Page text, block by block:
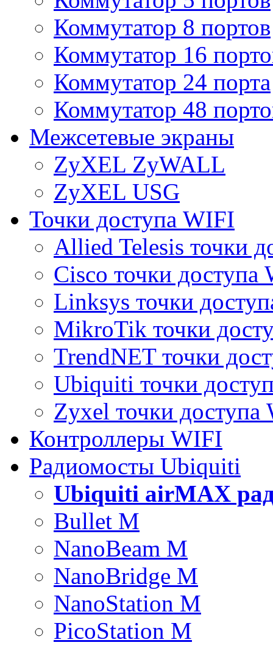
Коммутатор 8 портов
Коммутатор 16
Коммутатор 24 порта
Коммутатор 48
Межсетевые экраны
ZyXEL ZyWALL
ZyXEL USG
Точки доступа WIFI
Allied Telesis точки
Cisco точки доступа
Linksys точки
MikroTik точки
TrendNET точки
Ubiquiti точки
Zyxel точки доступа
Контроллеры WIFI
Радиомосты Ubiquiti
Ubiquiti airMAX
Bullet M
NanoBeam M
NanoBridge M
NanoStation M
PicoStation M